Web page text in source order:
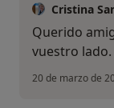
Cristina
Querido
vuestro
20 de marzo de